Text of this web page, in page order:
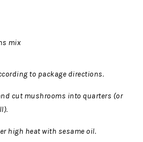
mix
to package directions.
cut mushrooms into quarters (or
high heat with sesame oil.